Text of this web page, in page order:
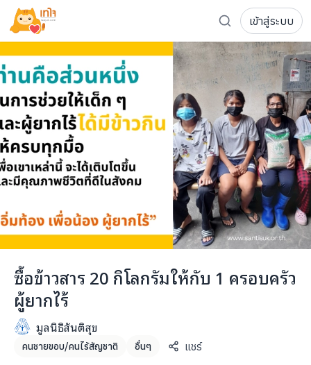
รู้จักเทใจ
เพจระดมทุน
เกี่ยวกับเรา
ความเคลื่อนไหว
ผู้บริจาค
การลดหย่อนภาษี
แฟนคลับศิลปิน
FAQ ผู้บริจาค
เจ้าของโครงการ
ส่งโครงการ
FAQ เจ้าของโครงการ
ติดต่อเรา
098-615-5885
เข้าสู่ระบบ
ซื้อข้าวสาร 20 กิโลกรัมให้กับ 1 ครอบครัว
ผู้ยากไร้
มูลนิธิสันติสุข
คนชายขอบ/คนไร้สัญชาติ อื่นๆ แชร์